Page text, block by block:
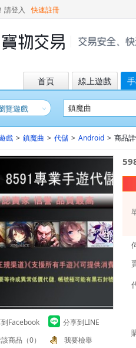
請登入 快速註冊
首頁 線上遊戲
覽遊戲
戲 > 鎮魔曲 > 代儲 > Android > 商品
Facebook
分享到LINE
商品（0）
我要檢舉